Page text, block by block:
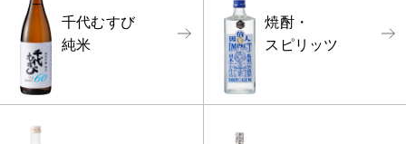
千代むすび
純米
焼酎・
スピリッツ